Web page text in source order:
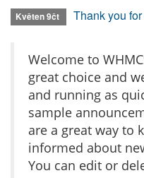
Květen 9čt Thank you
Welcome to
great choice and
and running as
sample
are a great way to
informed about
You can edit or